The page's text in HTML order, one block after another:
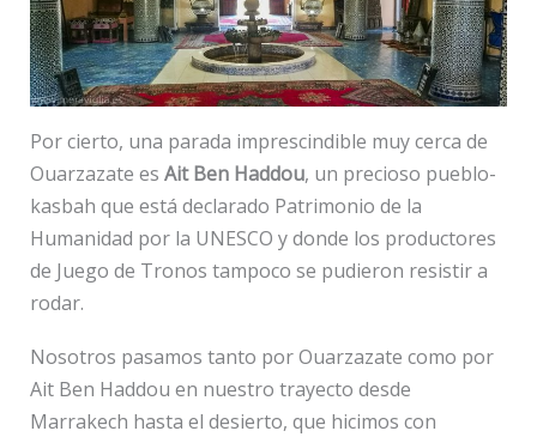
Por cierto, una parada imprescindible muy cerca de
Ouarzazate es Ait Ben Haddou, un precioso pueblo-
kasbah que está declarado Patrimonio de la
Humanidad por la UNESCO y donde los productores
de Juego de Tronos tampoco se pudieron resistir a
rodar.
Nosotros pasamos tanto por Ouarzazate como por
Ait Ben Haddou en nuestro trayecto desde
Marrakech hasta el desierto, que hicimos con